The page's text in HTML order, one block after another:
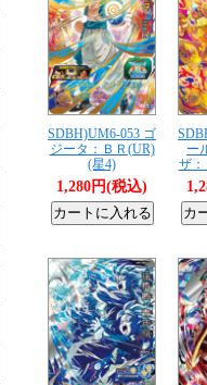
SDBH)UM6-053 ゴ
ジータ：ＢＲ(UR)
(星4)
1,280円(税込)
ー
ザ